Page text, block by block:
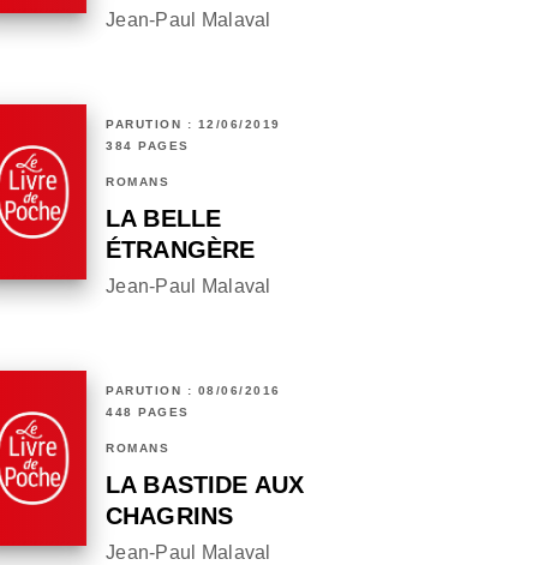
Jean-Paul Malaval
PARUTION : 12/06/2019
384 PAGES
ROMANS
LA BELLE
ÉTRANGÈRE
Jean-Paul Malaval
PARUTION : 08/06/2016
448 PAGES
ROMANS
LA BASTIDE AUX
CHAGRINS
Jean-Paul Malaval